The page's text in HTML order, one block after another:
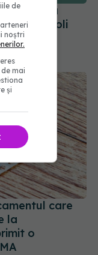
asupra
de boli
care
la
o
de
noștri
mai
și